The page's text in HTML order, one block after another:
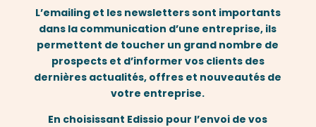
L’emailing et les newsletters sont importants
dans la communication d’une entreprise, ils
permettent de toucher un grand nombre de
prospects et d’informer vos clients des
dernières actualités, offres et nouveautés de
votre entreprise.
En choisissant Edissio pour l’envoi de vos